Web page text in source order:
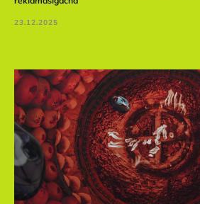
23.12.2025topmadingizmi?
Jamoada
mutaxassislar
loyihalar
30+ 200+
Rezyume yuborish